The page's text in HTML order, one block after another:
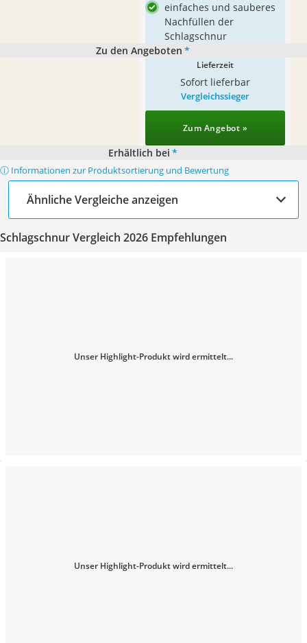
einfaches und sauberes
Nachfüllen der
Schlagschnur
Zu den Angeboten *
Lieferzeit
Sofort lieferbar
Vergleichssieger
Zum Angebot »
Erhältlich bei *
ⓘ Informationen zur Produktsortierung und Bewertung
Ähnliche Vergleiche anzeigen
Schlagschnur Vergleich 2026 Empfehlungen
Unser Highlight-Produkt wird ermittelt...
Unser Highlight-Produkt wird ermittelt...